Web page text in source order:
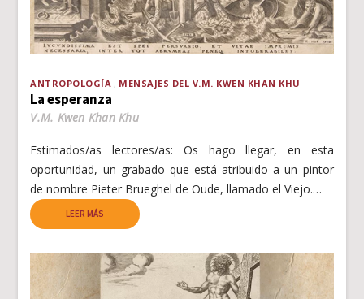
ANTROPOLOGÍA MENSAJES DEL V.M. KWEN KHAN KHU
La esperanza
V.M. Kwen Khan Khu
Estimados/as lectores/as: Os hago llegar, en esta
oportunidad, un grabado que está atribuido a un pintor
de nombre Pieter Brueghel de Oude, llamado el Viejo.…
LEER MÁS